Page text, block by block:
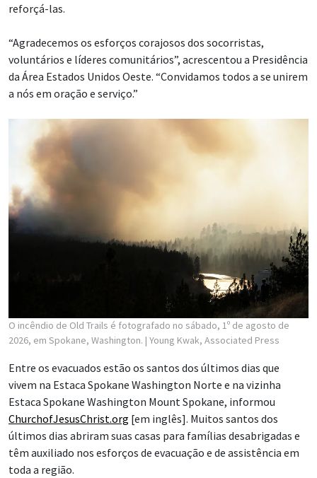
reforçá-las.
“Agradecemos os esforços corajosos dos socorristas,
voluntários e líderes comunitários”, acrescentou a Presidência
da Área Estados Unidos Oeste. “Convidamos todos a se unirem
a nós em oração e serviço.”
O incêndio de Old Trails é fotografado no sábado, 1º de agosto de
2026, em Spokane, Washington. | Young Kwak, Associated Press
Entre os evacuados estão os santos dos últimos dias que
vivem na Estaca Spokane Washington Norte e na vizinha
Estaca Spokane Washington Mount Spokane, informou
ChurchofJesusChrist.org [em inglês]. Muitos santos dos
últimos dias abriram suas casas para famílias desabrigadas e
têm auxiliado nos esforços de evacuação e de assistência em
toda a região.